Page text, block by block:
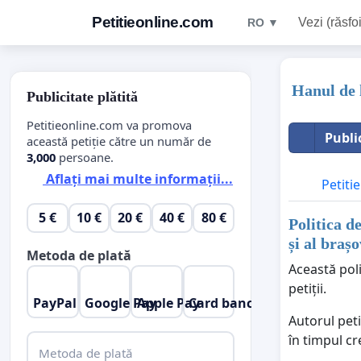
Petitieonline.com RO ▼ Vezi
Hanul de
Petitie
Politica
și al
Această
petiții.
Autorul
în timpul
Publicitate plătită
Petitieonline.com va promova
această petiție către un număr de
3,000 persoane.
Aflați mai multe informații...
5 € 10 € 20 € 40 € 80 €
Metoda de plată
PayPal Google PayApple PayCard bancar
Metoda de plată